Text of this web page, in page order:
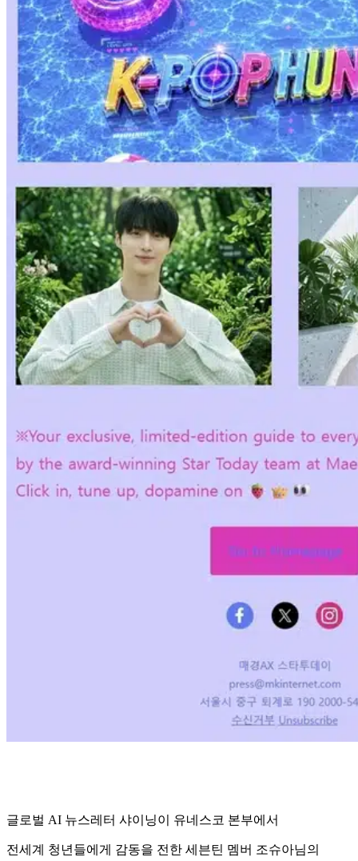
글로벌 AI 뉴스레터 샤이닝이 유네스코 본부에서
전세계 청년들에게 감동을 전한 세븐틴 멤버 조슈아님의